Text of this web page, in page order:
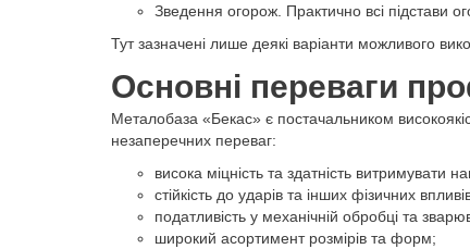
Зведення огорож. Практично всі підстави
Тут зазначені лише деякі варіанти можливого
Основні переваги
Металобаза «Бекас» є постачальником
незаперечних переваг:
висока міцність та здатність витримувати
стійкість до ударів та інших фізичних
податливість у механічній обробці та
широкий асортимент розмірів та форм;